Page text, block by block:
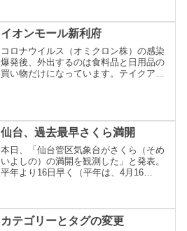
より
イオンモール新利府
コロナウイルス（オミクロン株）の感染
爆発後、外出するのは食料品と日用品の
買い物だけになっています。テイクアウ
仙台、過去最早さくら満開
本日、「仙台管区気象台がさくら（そめ
いよしの）の満開を観測した」と発表。
平年より16日早く（平年は、4月16
日が続いて一気に開花が進みましたね、
過去最早とのことです。...
カテゴリーとタグの変更